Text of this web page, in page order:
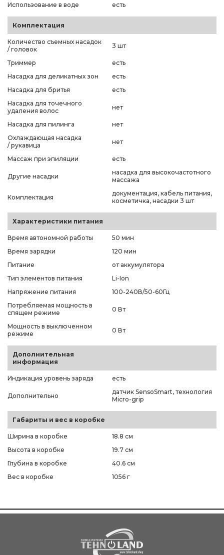
Использование в воде есть
Комплектация
Количество съемных насадок
/ головок
3 шт
Триммер
есть
Насадка для деликатных зон
есть
Насадка для бритья
есть
Насадка для точечного
удаления волос
нет
Насадка для пилинга
нет
Охлаждающая насадка
/ рукавица
нет
Массаж при эпиляции есть
Другие насадки
насадка для высокочастотного
массажа
Комплектация
документация, кабель питания,
косметичка, насадки 3 шт
Характеристики питания
Время автономной работы
50 мин
Время зарядки
120 мин
Питание
от аккумулятора
Тип элементов питания
Li-Ion
Напряжение питания
100-240В/50-60Гц
Потребляемая мощность в
спящем режиме
0 Вт
Мощность в выключенном
режиме
0 Вт
Дополнительная
информация
Индикация уровень заряда есть
Дополнительно
датчик SensoSmart, технология
Micro-grip
Габариты и вес в коробке
Ширина в коробке
18.8 см
Высота в коробке
19.7 см
Глубина в коробке
40.6 см
Вес в коробке
1056 г